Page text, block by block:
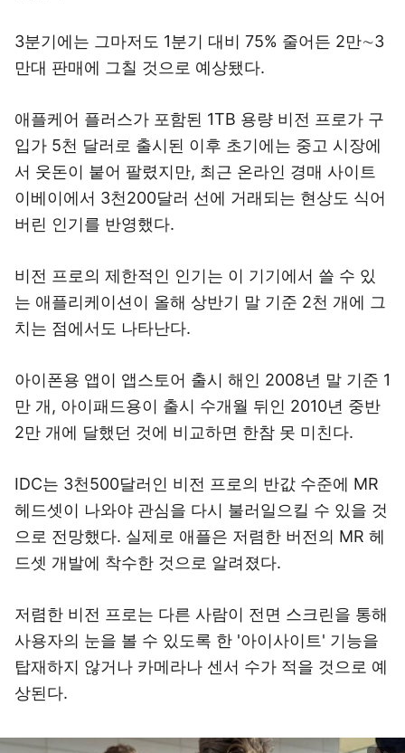
3분기에는 그마저도 1분기 대비 75% 줄어든 2만∼3
만대 판매에 그칠 것으로 예상됐다.
애플케어 플러스가 포함된 1TB 용량 비전 프로가 구
입가 5천 달러로 출시된 이후 초기에는 중고 시장에
서 웃돈이 붙어 팔렸지만, 최근 온라인 경매 사이트
이베이에서 3천200달러 선에 거래되는 현상도 식어
버린 인기를 반영했다.
비전 프로의 제한적인 인기는 이 기기에서 쓸 수 있
는 애플리케이션이 올해 상반기 말 기준 2천 개에 그
치는 점에서도 나타난다.
아이폰용 앱이 앱스토어 출시 해인 2008년 말 기준 1
만 개, 아이패드용이 출시 수개월 뒤인 2010년 중반
2만 개에 달했던 것에 비교하면 한참 못 미친다.
IDC는 3천500달러인 비전 프로의 반값 수준에 MR
헤드셋이 나와야 관심을 다시 불러일으킬 수 있을 것
으로 전망했다. 실제로 애플은 저렴한 버전의 MR 헤
드셋 개발에 착수한 것으로 알려졌다.
저렴한 비전 프로는 다른 사람이 전면 스크린을 통해
사용자의 눈을 볼 수 있도록 한 '아이사이트' 기능을
탑재하지 않거나 카메라나 센서 수가 적을 것으로 예
상된다.